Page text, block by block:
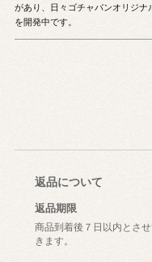
があり、日々ゴチャパンオリジナ
を開発中です。
返品について
返品期限
商品到着後７日以内とさ
きます。